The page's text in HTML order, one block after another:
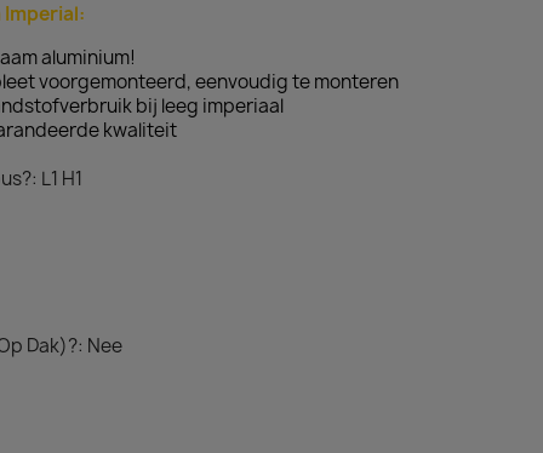
aluminium!
voorgemonteerd, eenvoudig te monteren
bij leeg imperiaal
kwaliteit
L1 H1
Dak)?: Nee